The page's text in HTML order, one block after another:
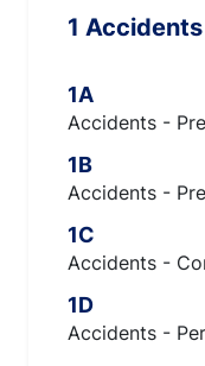
1 Accidents
1A
Accidents -
1B
Accidents -
1C
Accidents -
1D
Accidents -